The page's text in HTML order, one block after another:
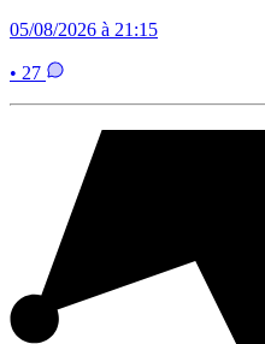
05/08/2026 à 21:15
• 27